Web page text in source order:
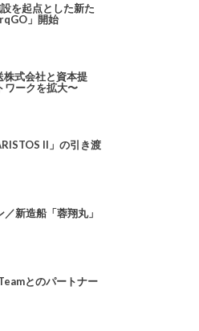
を起点とした新た
」開始
式会社と資本提
ワークを拡大〜
II」の引き渡
新造船「蓉翔丸」
とのパートナー